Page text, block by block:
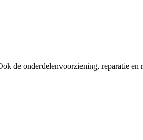
de onderdelenvoorziening, reparatie en